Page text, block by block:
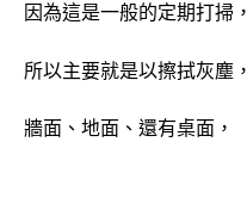
因為這是一般的定期打掃，
所以主要就是以擦拭灰塵，
牆面、地面、還有桌面，